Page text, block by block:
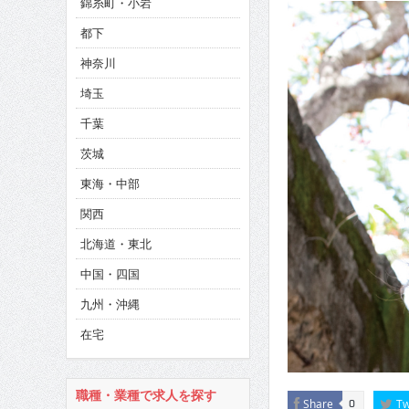
CINEMA×STYLE 286号
CINEMA×STYLE 285号
CINEMA×STYLE 294号
Share 0
都下
神奈川
埼玉
千葉
茨城
東海・中部
関西
北海道・東北
中国・四国
九州・沖縄
在宅
職種・業種で求人を探す